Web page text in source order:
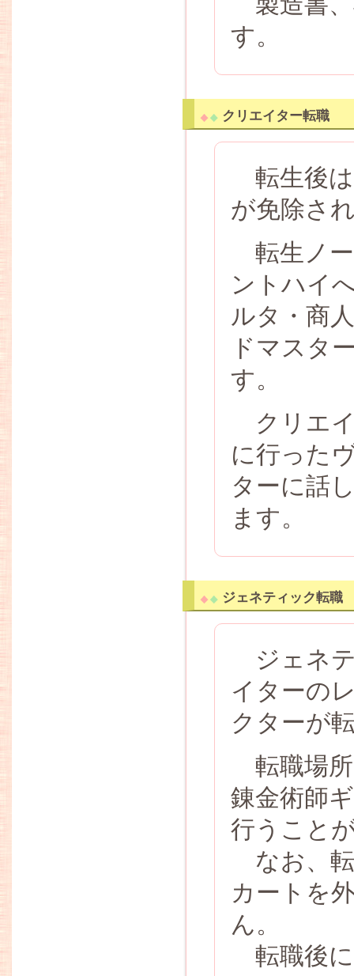
す。
クリエイター転職
転生後は
が免除さ
転生ノ
ントハイ
ルタ・商
ドマスタ
す。
クリエ
に行った
ターに話
ます。
ジェネティック転職
ジェネ
イターの
クターが
転職場
錬金術師
行うこと
なお、転
カートを
ん。
転職後